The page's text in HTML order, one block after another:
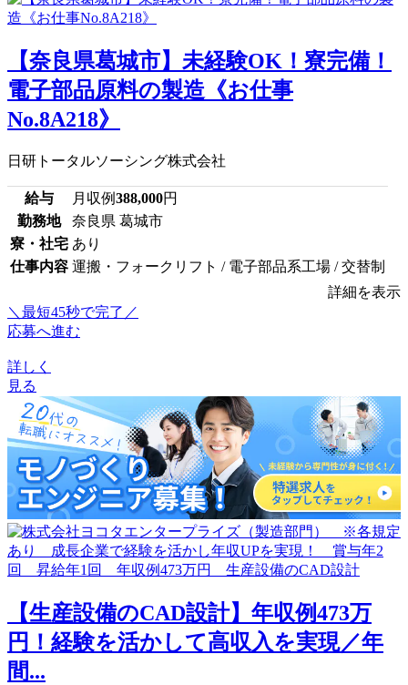
【奈良県葛城市】未経験OK！寮完備！
電子部品原料の製造《お仕事
No.8A218》
日研トータルソーシング株式会社
給与 月収例388,000円
勤務地
奈良県 葛城市
寮・社宅 あり
仕事内容 運搬・フォークリフト / 電子部品系工場 / 交替制
詳細を表示
＼最短45秒で完了／
応募へ進む
詳しく
見る
【生産設備のCAD設計】年収例473万
円！経験を活かして高収入を実現／年
間...